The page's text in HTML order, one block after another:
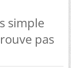
simple
pas